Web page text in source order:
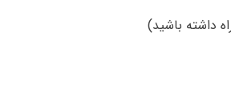
داشته باشید)